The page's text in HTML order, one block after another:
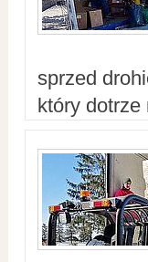
sprzed
który dotrze